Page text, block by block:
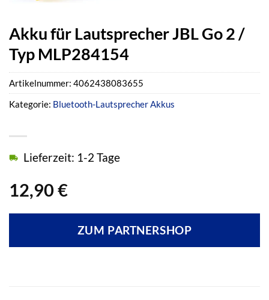
Akku für Lautsprecher JBL Go 2 /
Typ MLP284154
12,90 €
Lieferzeit: 1-2 Tage
ZUM PARTNERSHOP
Artikelnummer: 4062438083655
Kategorie: Bluetooth-Lautsprecher Akkus